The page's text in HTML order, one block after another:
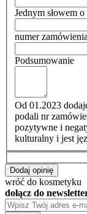
Jednym słowem
numer
Podsumowanie
Od 01.2023
podali nr
pozytywne i
kulturalny i jest
Dodaj opinię
wróć do kosmetyku
dołącz do